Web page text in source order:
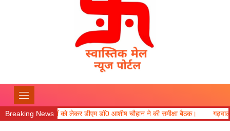
Breaking News
को लेकर डीएम डॉ0 आशीष चौहान ने की समीक्षा बैठक। गढ़वाल आयुक्त ने कहा कि